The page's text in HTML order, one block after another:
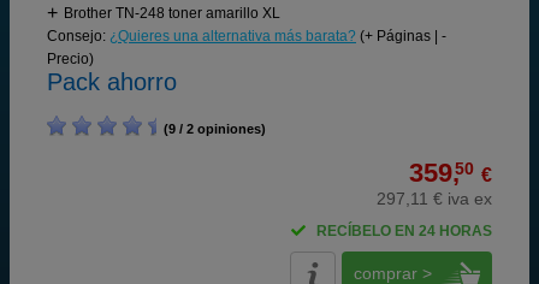
Brother TN-248 toner amarillo XL
Consejo: ¿Quieres una alternativa más barata? (+ Páginas | -
Precio)
Pack ahorro
(9 / 2 opiniones)
359,50 €
297,11 € iva ex
RECÍBELO EN 24 HORAS
comprar >